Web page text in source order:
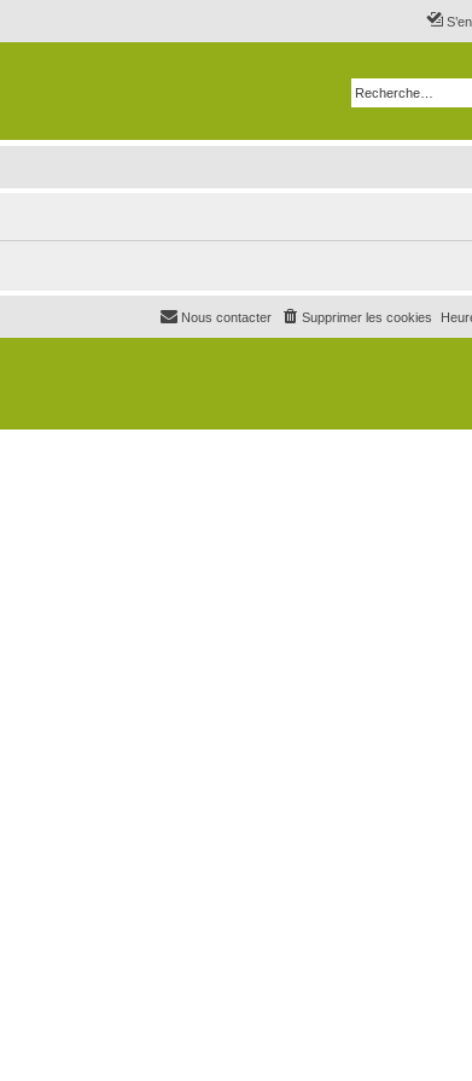
Supprimer les cookies
Nous contacter